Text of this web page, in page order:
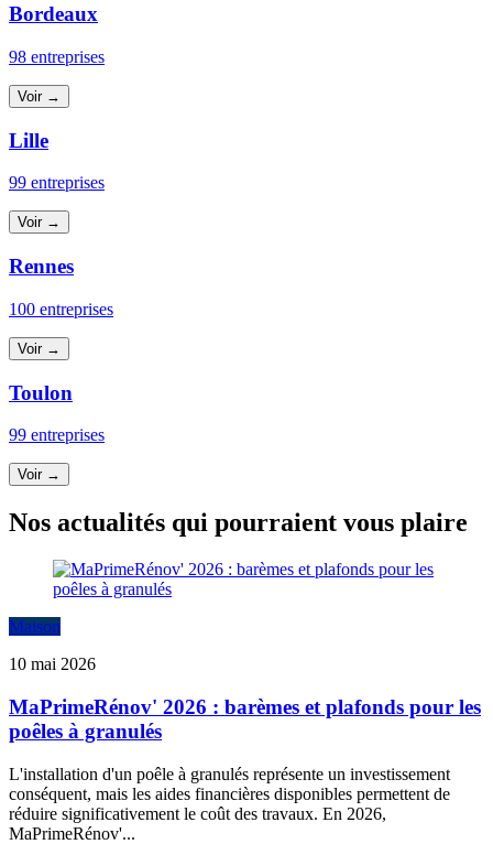
Bordeaux
98 entreprises
Voir →
Lille
99 entreprises
Voir →
Rennes
100 entreprises
Voir →
Toulon
99 entreprises
Voir →
Nos actualités qui pourraient vous plaire
Maison
10 mai 2026
MaPrimeRénov' 2026 : barèmes et plafonds pour les
poêles à granulés
L'installation d'un poêle à granulés représente un investissement
conséquent, mais les aides financières disponibles permettent de
réduire significativement le coût des travaux. En 2026,
MaPrimeRénov'...